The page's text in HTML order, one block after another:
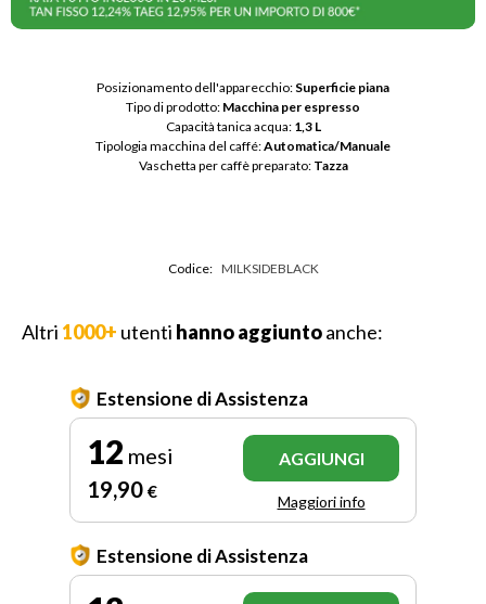
Posizionamento dell'apparecchio: Superficie piana
Tipo di prodotto: Macchina per espresso
Capacità tanica acqua: 1,3 L
Tipologia macchina del caffé: Automatica/Manuale
Vaschetta per caffè preparato: Tazza
Codice: MILKSIDEBLACK
Altri 1000+ utenti hanno aggiuntoanche:
Estensione di Assistenza
12 mesi
19,90 €
AGGIUNGI
Maggiori info
Estensione di Assistenza